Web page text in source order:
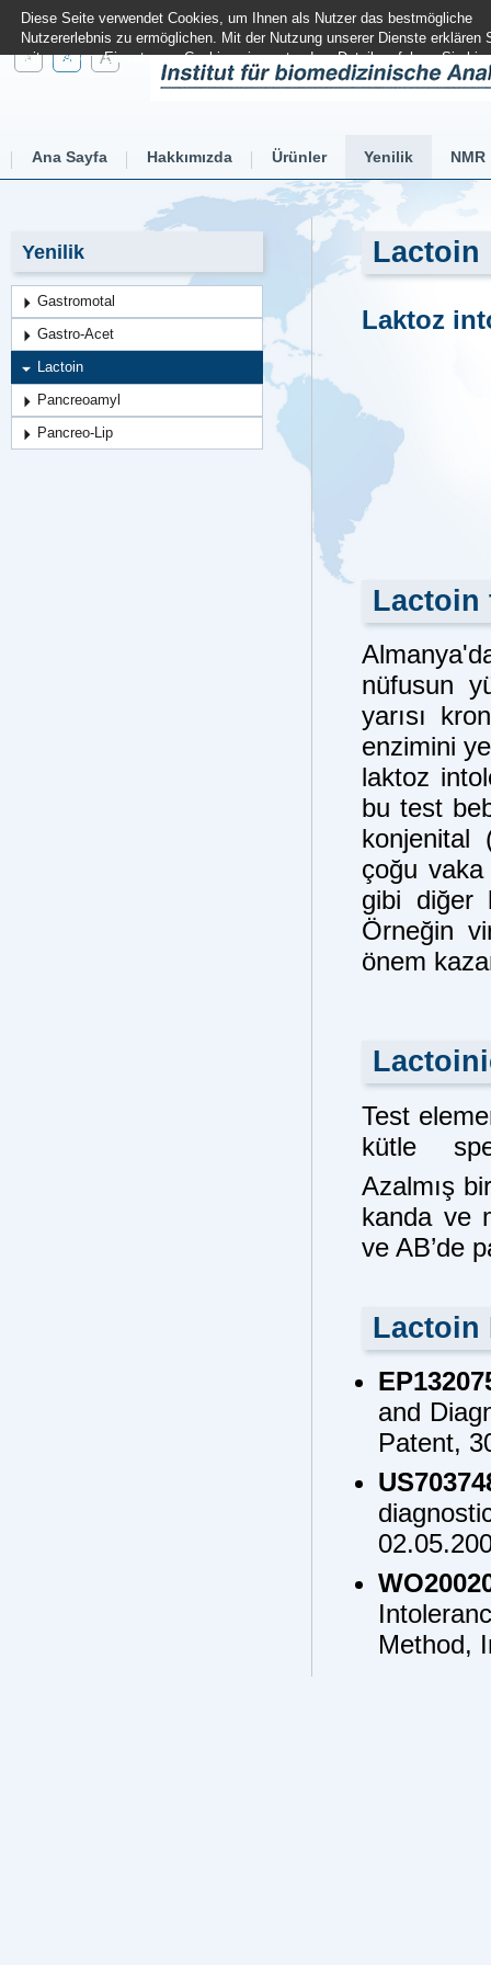
A A A
Ana Sayfa Hakkımızda Ürünler Yenilik NMR
Yenilik
Gastromotal
Gastro-Acet
Lactoin
Pancreoamyl
Pancreo-Lip
Lactoin
Laktoz
Lactoin
nüfusun
yarısı
enzimini
laktoz
bu test
konjenital
çoğu vaka
gibi diğer
Örneğin
önem
Test
kütle
Azalmış
kanda ve
ve AB’de
Lactoin
and
Patent,
Method,
Diese Seite verwendet Cookies, um Ihnen als Nutzer das bestmögliche
Nutzererlebnis zu ermöglichen. Mit der Nutzung unserer Dienste erklären
mit unserem Einsatz von Cookies einverstanden. Details erfahren Siehier